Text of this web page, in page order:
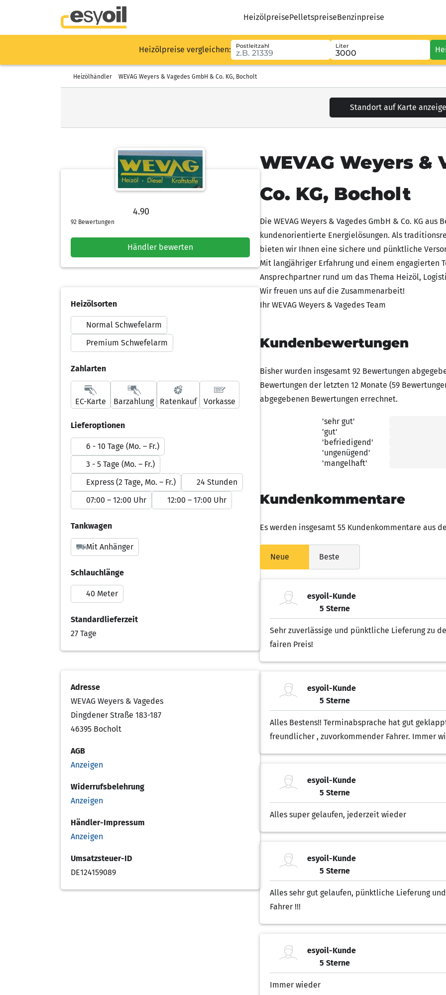
HeizölpreisePelletspreiseBenzinpreise
Heizölpreise vergleichen: Postleitzahl Liter
Heizölhändler WEVAG Weyers & Vagedes GmbH & Co. KG, Bocholt
Standort auf Karte
4.90
4.90 von 5 Sternen
92 Bewertungen
Händler bewerten
Heizölsorten
Normal Schwefelarm
Premium Schwefelarm
Zahlarten
EC-Karte Barzahlung Ratenkauf Vorkasse
Lieferoptionen
6 - 10 Tage (Mo. – Fr.)
3 - 5 Tage (Mo. – Fr.)
Express (2 Tage, Mo. – Fr.)
24 Stunden
07:00 – 12:00 Uhr
12:00 – 17:00 Uhr
Tankwagen
Mit Anhänger
Schlauchlänge
40 Meter
Standardlieferzeit
27 Tage
Adresse
WEVAG Weyers & Vagedes
Dingdener Straße 183-187
46395 Bocholt
AGB
Anzeigen
Widerrufsbelehrung
Anzeigen
Händler-Impressum
Anzeigen
Umsatzsteuer-ID
DE124159089
WEVAG Weyers &
Co. KG, Bocholt
Die WEVAG Weyers & Vagedes GmbH & Co. KG
kundenorientierte Energielösungen. Als
bieten wir Ihnen eine sichere und pünktliche
Mit langjähriger Erfahrung und einem engagierten
Ansprechpartner rund um das Thema Heizöl,
Wir freuen uns auf die Zusammenarbeit!
Ihr WEVAG Weyers & Vagedes Team
Kundenbewertungen
Bisher wurden insgesamt 92 Bewertungen
Bewertungen der letzten 12 Monate (59
abgegebenen Bewertungen errechnet.
5.00 von 5 Sternen'sehr gut'
4.00 von 5 Sternen'gut'
3.00 von 5 Sternen'befriedigend'
2.00 von 5 Sternen'ungenügend'
1.00 von 5 Sternen'mangelhaft'
Kundenkommentare
Es werden insgesamt 55 Kundenkommentare aus
Neue Beste
esyoil-Kunde
5 Sterne
Sehr zuverlässige und pünktliche Lieferung zu
fairen Preis!
esyoil-Kunde
5 Sterne
Alles Bestens!! Terminabsprache hat gut
freundlicher , zuvorkommender Fahrer. Immer
esyoil-Kunde
5 Sterne
Alles super gelaufen, jederzeit wieder
esyoil-Kunde
5 Sterne
Alles sehr gut gelaufen, pünktliche Lieferung
Fahrer !!!
esyoil-Kunde
5 Sterne
Immer wieder